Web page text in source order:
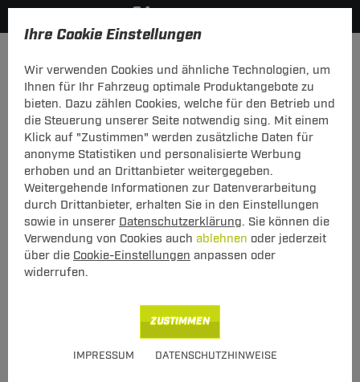
Ihre Cookie Einstellungen
Wir verwenden Cookies und ähnliche Technologien, um
Ihnen für Ihr Fahrzeug optimale Produktangebote zu
bieten. Dazu zählen Cookies, welche für den Betrieb und
die Steuerung unserer Seite notwendig sing. Mit einem
Klick auf "Zustimmen" werden zusätzliche Daten für
anonyme Statistiken und personalisierte Werbung
erhoben und an Drittanbieter weitergegeben.
Weitergehende Informationen zur Datenverarbeitung
durch Drittanbieter, erhalten Sie in den Einstellungen
sowie in unserer Datenschutzerklärung. Sie können die
Verwendung von Cookies auch ablehnen oder jederzeit
über die Cookie-Einstellungen anpassen oder
widerrufen.
IMPRESSUM DATENSCHUTZHINWEISE
ZUSTIMMEN
Mein Konto
Falls Sie schon Kunde bei uns sind, melden Sie sich bitte
hier mit Ihrer E-Mail-Adresse und Ihrem Passwort an.
Ich bin bereits Kunde
Bitte mit E-Mail-Adresse und Passwort hier anmelden.
E-Mail:
angemeldet bleiben